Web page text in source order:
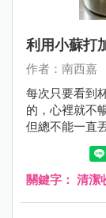
利用小蘇打
作者：南西嘉
每次只要看到
的，心裡就不
但總不能一直
關鍵字： 清潔